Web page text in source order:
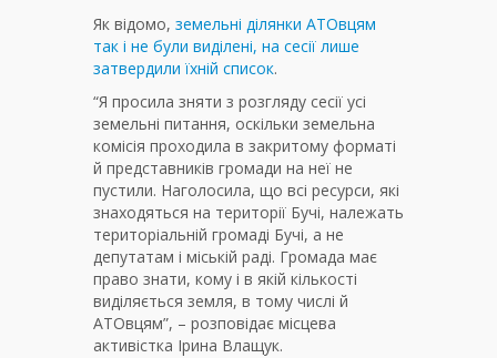
Як відомо, земельні ділянки АТОвцям
так і не були виділені, на сесії лише
затвердили їхній список.
“Я просила зняти з розгляду сесії усі
земельні питання, оскільки земельна
комісія проходила в закритому форматі
й представників громади на неї не
пустили. Наголосила, що всі ресурси, які
знаходяться на території Бучі, належать
територіальній громаді Бучі, а не
депутатам і міській раді. Громада має
право знати, кому і в якій кількості
виділяється земля, в тому числі й
АТОвцям”, – розповідає місцева
активістка Ірина Влащук.